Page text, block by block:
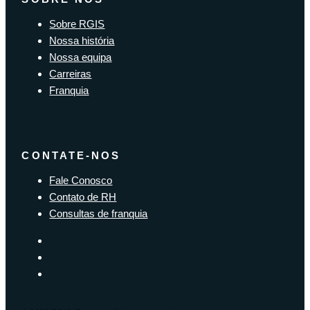
Sobre RGIS
Nossa história
Nossa equipa
Carreiras
Franquia
CONTATE-NOS
Fale Conosco
Contato de RH
Consultas de franquia